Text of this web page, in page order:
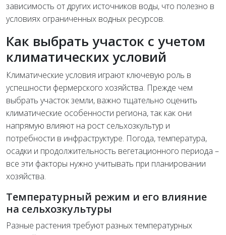
зависимость от других источников воды, что полезно в
условиях ограниченных водных ресурсов.
Как выбрать участок с учетом
климатических условий
Климатические условия играют ключевую роль в
успешности фермерского хозяйства. Прежде чем
выбрать участок земли, важно тщательно оценить
климатические особенности региона, так как они
напрямую влияют на рост сельхозкультур и
потребности в инфраструктуре. Погода, температура,
осадки и продолжительность вегетационного периода –
все эти факторы нужно учитывать при планировании
хозяйства.
Температурный режим и его влияние
на сельхозкультуры
Разные растения требуют разных температурных